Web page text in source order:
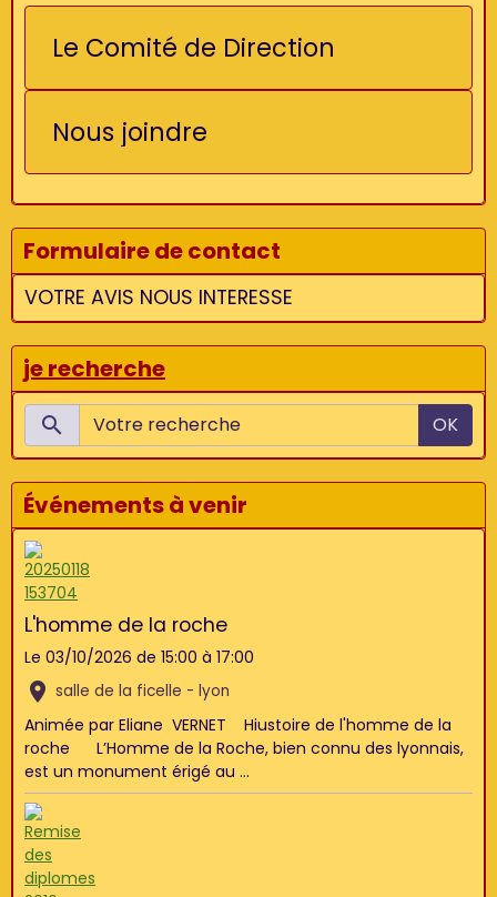
Le Comité de Direction
Nous joindre
Formulaire de contact
VOTRE AVIS NOUS INTERESSE
je recherche
OK
Événements à venir
L'homme de la roche
Le 03/10/2026 de 15:00 à 17:00
salle de la ficelle - lyon
Animée par Eliane VERNET Hiustoire de l'homme de la
roche L’Homme de la Roche, bien connu des lyonnais,
est un monument érigé au ...